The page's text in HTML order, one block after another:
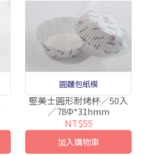
圓麵包紙模
堅美士圓形耐烤杯／50入
／78Φ*31hmm
NT$55
加入購物車